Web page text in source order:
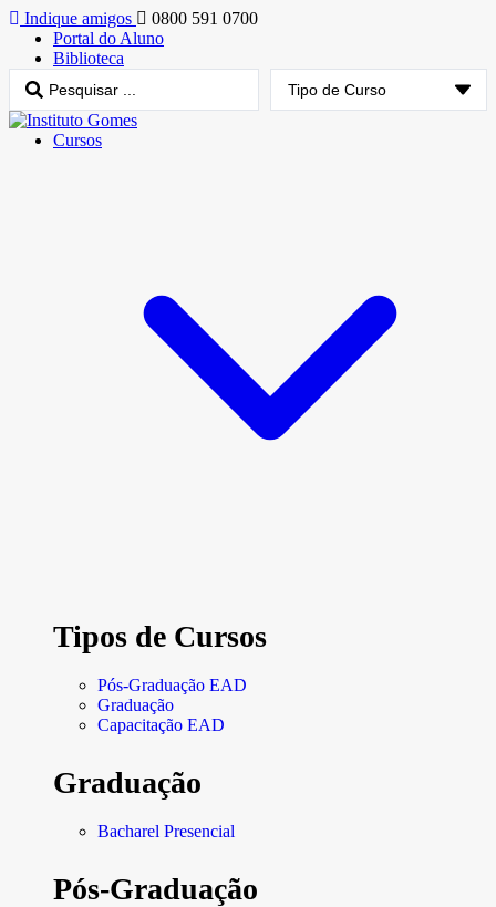
Indique amigos
0800 591 0700
Portal do Aluno
Biblioteca
Cursos
Tipos de Cursos
Pós-Graduação EAD
Graduação
Capacitação EAD
Graduação
Bacharel Presencial
Pós-Graduação